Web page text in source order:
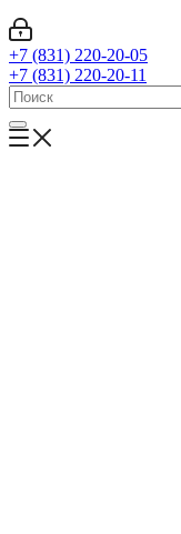
+7 (831) 220-20-05
+7 (831) 220-20-11